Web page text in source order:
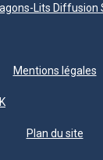
Lits Diffusion
Mentions légales
Plan du site